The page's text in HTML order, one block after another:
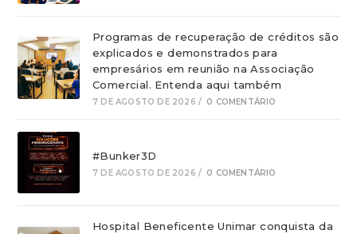
Programas de recuperação de créditos são
explicados e demonstrados para
empresários em reunião na Associação
Comercial. Entenda aqui também
7 DE AGOSTO DE 2026 / 0 COMENTÁRIO
#Bunker3D
7 DE AGOSTO DE 2026 / 0 COMENTÁRIO
Hospital Beneficente Unimar conquista da